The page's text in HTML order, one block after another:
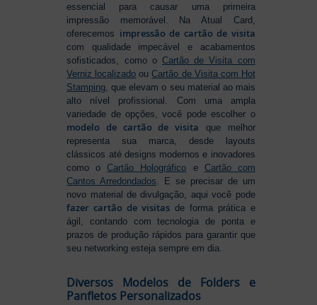
essencial para causar uma primeira
impressão memorável. Na Atual Card,
oferecemos impressão de cartão de visita
com qualidade impecável e acabamentos
sofisticados, como o Cartão de Visita com
Verniz localizado ouCartão de Visita com Hot
Stamping, que elevam o seu material ao mais
alto nível profissional. Com uma ampla
variedade de opções, você pode escolher o
modelo de cartão de visita que melhor
representa sua marca, desde layouts
clássicos até designs modernos e inovadores
como oCartão Holográfico e Cartão com
Cantos Arredondados. E se precisar de um
novo material de divulgação, aqui você pode
fazer cartão de visitas de forma prática e
ágil, contando com tecnologia de ponta e
prazos de produção rápidos para garantir que
seu networking esteja sempre em dia.
Diversos Modelos de Folders e
Panfletos Personalizados